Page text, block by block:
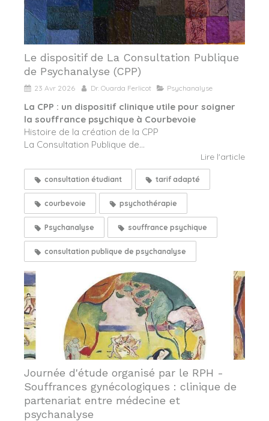
Le dispositif de La Consultation Publique
de Psychanalyse (CPP)
23 Avr 2026 Dr. Ouarda Ferlicot Psychanalyse
La CPP : un dispositif clinique utile pour soigner
la souffrance psychique à Courbevoie
Histoire de la création de la CPP
La Consultation Publique de...
Lire l'article
consultation étudiant tarif adapté
courbevoie psychothérapie
Psychanalyse souffrance psychique
consultation publique de psychanalyse
Journée d'étude organisé par le RPH -
Souffrances gynécologiques : clinique de
partenariat entre médecine et
psychanalyse